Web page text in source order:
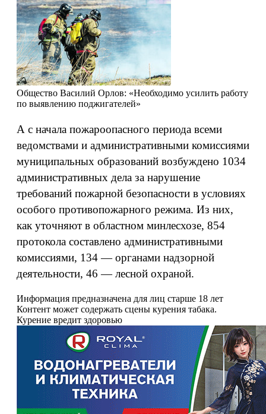
Общество Василий Орлов: «Необходимо усилить работу
по выявлению поджигателей»
А с начала пожароопасного периода всеми
ведомствами и административными комиссиями
муниципальных образований возбуждено 1034
административных дела за нарушение
требований пожарной безопасности в условиях
особого противопожарного режима. Из них,
как уточняют в областном минлесхозе, 854
протокола составлено административными
комиссиями, 134 — органами надзорной
деятельности, 46 — лесной охраной.
Информация предназначена для лиц старше 18 лет
Контент может содержать сцены курения табака.
Курение вредит здоровью